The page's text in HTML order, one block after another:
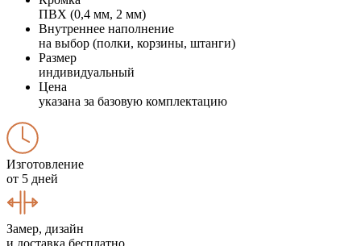
ПВХ (0,4 мм, 2 мм)
Внутреннее наполнение
на выбор (полки, корзины, штанги)
Размер
индивидуальный
Цена
указана за базовую комплектацию
Изготовление
от 5 дней
Замер, дизайн
и доставка бесплатно